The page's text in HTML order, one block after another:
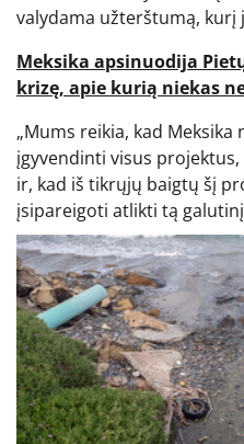
valydama užterštumą, kurį
Meksika apsinuodija
krizę, apie kurią niekas
„Mums reikia, kad
įgyvendinti visus
ir, kad iš tikrųjų baigtų šį
įsipareigoti atlikti tą